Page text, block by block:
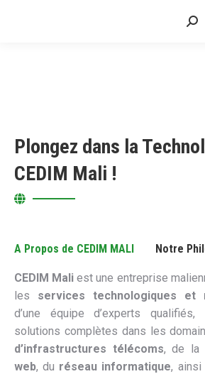
Plongez dans la
CEDIM Mali !
A Propos de CEDIM MALI Notre
CEDIM Mali est une entreprise
les services technologiques et
d’une équipe d’experts
solutions complètes dans les
d’infrastructures télécoms, de la
web, du réseau informatique, ainsi